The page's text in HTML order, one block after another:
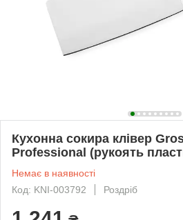
Кухонна сокира клівер
Professional (рукоять
Немає в наявності
Код: KNI-003792
Роздріб